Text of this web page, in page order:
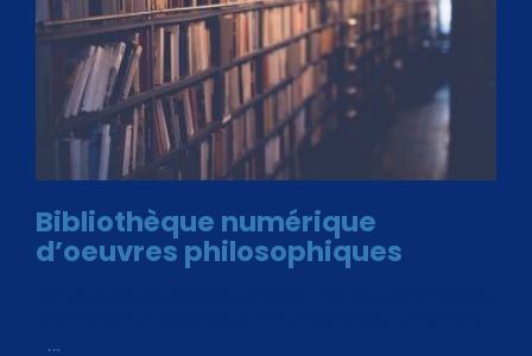
Bibliothèque numérique
d’oeuvres philosophiques
…